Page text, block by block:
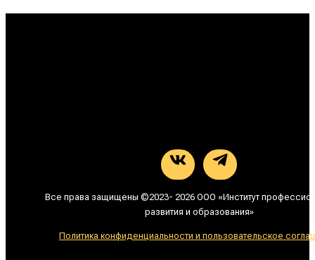
Все права защищены ©2023- 2026 ООО «Институт
развития и образования»
Политика конфиденциальности и пользовательское